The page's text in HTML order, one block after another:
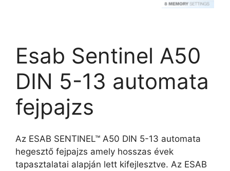
Esab Sentinel A50
DIN 5-13 automata
fejpajzs
Az ESAB SENTINEL™ A50 DIN 5-13 automata
hegesztő fejpajzs amely hosszas évek
tapasztalatai alapján lett kifejlesztve. Az ESAB